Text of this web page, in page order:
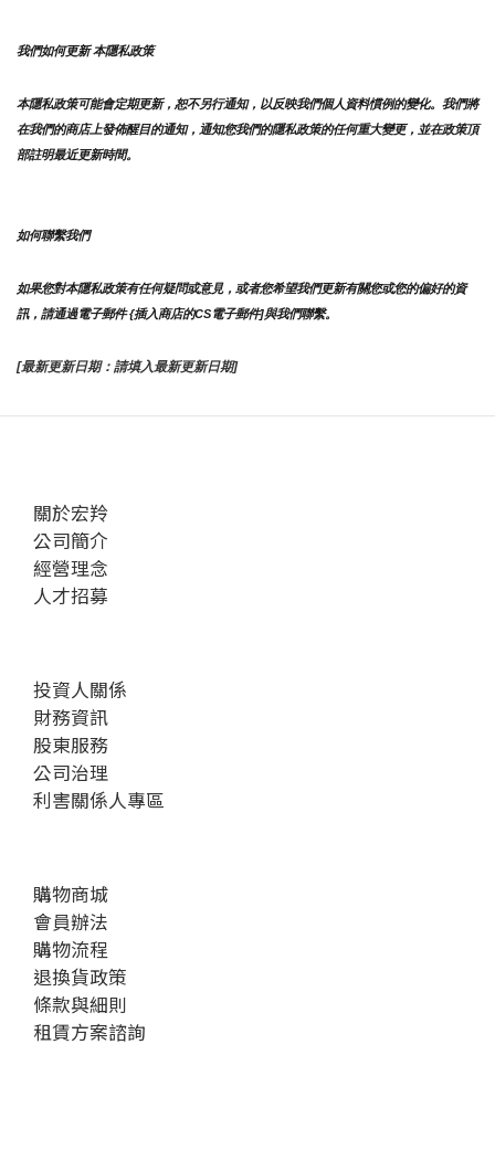
我們如何更新 本隱私政策
本隱私政策可能會定期更新，恕不另行通知，以反映我們個人資料慣例的變化。我們將
在我們的商店上發佈醒目的通知，通知您我們的隱私政策的任何重大變更，並在政策頂
部註明最近更新時間。
如何聯繫我們
如果您對本隱私政策有任何疑問或意見，或者您希望我們更新有關您或您的偏好的資
訊，請通過電子郵件 {插入商店的CS電子郵件]與我們聯繫。
[最新更新日期：請填入最新更新日期]
關於宏羚
公司簡介
經營理念
人才招募
投資人關係
財務資訊
股東服務
公司治理
利害關係人專區
購物商城
會員辦法
購物流程
退換貨政策
條款與細則
租賃方案諮詢